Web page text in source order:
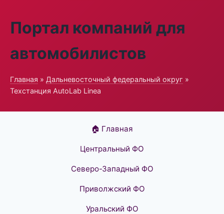
Портал компаний для
автомобилистов
Главная » Дальневосточный федеральный округ »
Техстанция AutoLab Linea
🏠 Главная
Центральный ФО
Северо-Западный ФО
Приволжский ФО
Уральский ФО